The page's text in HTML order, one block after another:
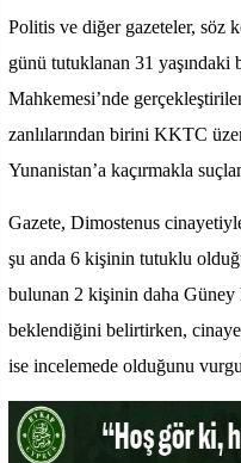
Politis ve diğer gazeteler, söz
günü tutuklanan 31 yaşındaki
Mahkemesi’nde
zanlılarından birini KKTC
Yunanistan’a kaçırmakla
Gazete, Dimostenus
şu anda 6 kişinin tutuklu
bulunan 2 kişinin daha Güney
beklendiğini belirtirken,
ise incelemede olduğunu